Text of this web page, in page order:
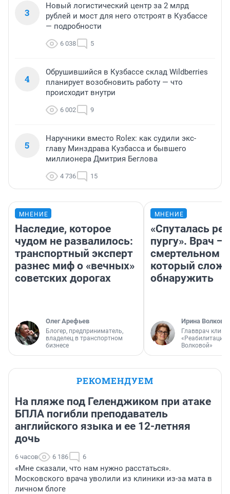
3
Новый логистический центр за 2 млрд
рублей и мост для него отстроят в Кузбассе
— подробности
6 038 5
4
Обрушившийся в Кузбассе склад Wildberries
планирует возобновить работу — что
происходит внутри
6 002 9
5
Наручники вместо Rolex: как судили экс-
главу Минздрава Кузбасса и бывшего
миллионера Дмитрия Беглова
4 736 15
МНЕНИЕ
Наследие, которое
чудом не развалилось:
транспортный эксперт
разнес миф о «вечных»
советских дорогах
Олег Арефьев
Блогер, предприниматель,
владелец в транспортном
бизнесе
МНЕНИЕ
«Спуталась
пургу». Врач —
смертельном
который
обнаружить
Ирина Волкова
Главврач
«Реабилитация
Волковой»
РЕКОМЕНДУЕМ
На пляже под Геленджиком при атаке
БПЛА погибли преподаватель
английского языка и ее 12-летняя
дочь
6 часов 6 186 6
«Мне сказали, что нам нужно расстаться».
Московского врача уволили из клиники из-за мата в
личном блоге